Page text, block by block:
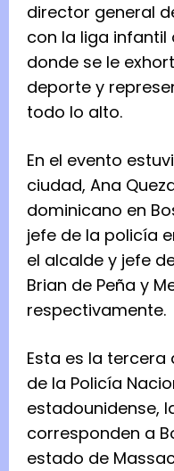
director general
con la liga infantil
donde se le
deporte y
todo lo alto.
En el evento
ciudad, Ana
dominicano en
jefe de la policía
el alcalde y jefe
Brian de Peña y
respectivamente.
Esta es la
de la Policía
estadounidense,
corresponden a
estado de